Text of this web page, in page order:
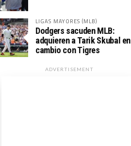
LIGAS MAYORES (MLB)
Dodgers sacuden MLB:
adquieren a Tarik Skubal en
cambio con Tigres
ADVERTISEMENT